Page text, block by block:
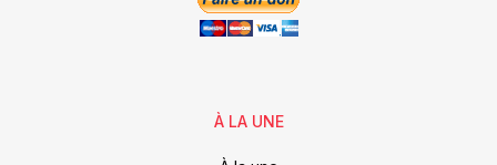
À LA UNE